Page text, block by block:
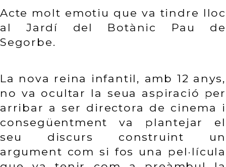
Acte molt emotiu que va tindre lloc
al Jardí del Botànic Pau de
Segorbe.
La nova reina infantil, amb 12 anys,
no va ocultar la seua aspiració per
arribar a ser directora de cinema i
consegüentment va plantejar el
seu discurs construint un
argument com si fos una pel·lícula